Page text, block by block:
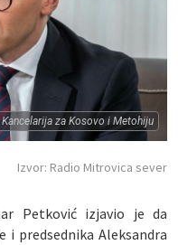
za Kosovo i Metohiju
Izvor: Radio Mitrovica sever
Petković izjavio je da
i predsednika Aleksandra